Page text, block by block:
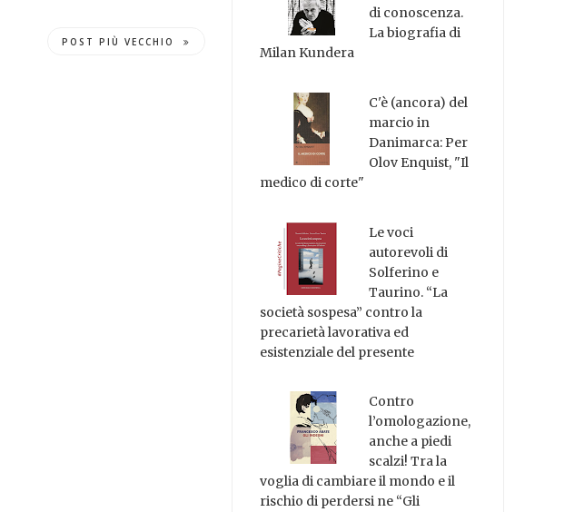
POST PIÙ VECCHIO
di conoscenza.
La biografia di
Milan Kundera
C'è (ancora) del
marcio in
Danimarca: Per
Olov Enquist, "Il
medico di corte"
Le voci
autorevoli di
Solferino e
Taurino. “La
società sospesa” contro la
precarietà lavorativa ed
esistenziale del presente
Contro
l’omologazione,
anche a piedi
scalzi! Tra la
voglia di cambiare il mondo e il
rischio di perdersi ne “Gli